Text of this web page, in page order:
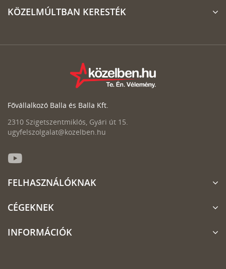
KÖZELMÚLTBAN KERESTÉK
Fővállalkozó Balla és Balla Kft.
2310 Szigetszentmiklós, Gyári út 15.
ugyfelszolgalat@kozelben.hu
FELHASZNÁLÓKNAK
CÉGEKNEK
INFORMÁCIÓK